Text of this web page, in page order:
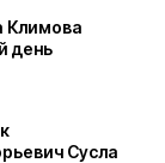
Климова
день
Сусла